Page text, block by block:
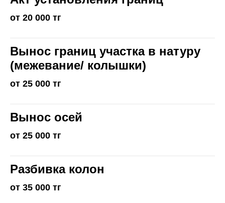
от 20 000 тг
Вынос границ участка в натуру
(межевание/ колышки)
от 25 000 тг
Вынос осей
от 25 000 тг
Разбивка колон
от 35 000 тг